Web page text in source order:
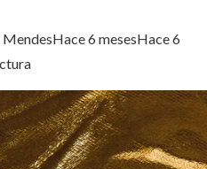
Hace 6 mesesHace 6